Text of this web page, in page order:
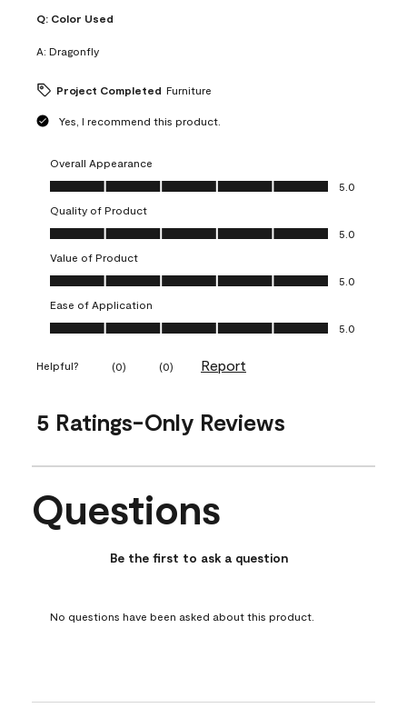
Q: Color Used
A: Dragonfly
Project Completed Furniture
Yes, I recommend this product.
Overall Appearance
Overall Appearance, 5.0 out of 5
5.0
Quality of Product
Quality of Product, 5.0 out of 5
5.0
Value of Product
Value of Product, 5.0 out of 5
5.0
Ease of Application
Ease of Application, 5.0 out of 5
5.0
Helpful? (0) (0) Report
5 Ratings-Only Reviews
No questions have been asked about this product.
Questions
Be the first to ask a question
No questions have been asked about this product.